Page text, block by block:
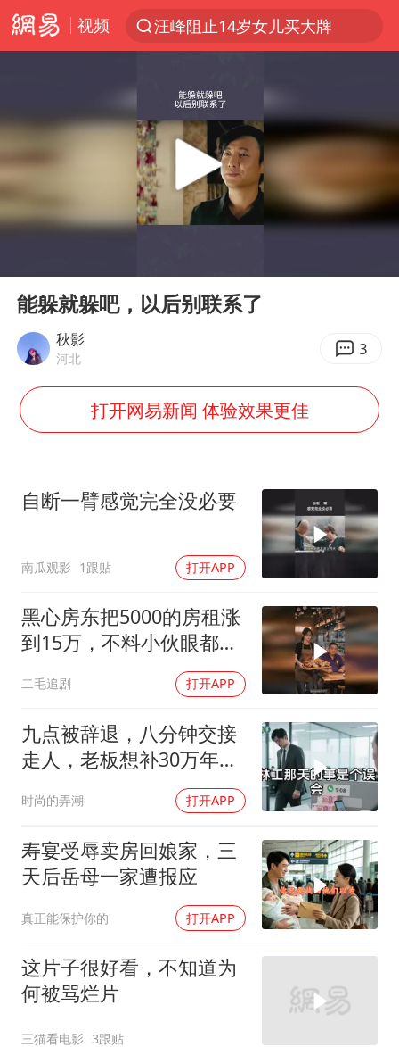
视频
汪峰阻止14岁女儿买大牌
女子开一天一夜空调后二氧化碳中毒
佛山通报笔试前13被淘汰后5名进体检
泰国校园枪击案死亡人数升至7人
粉笔教育发布“自曝式”公开信
广岛核爆81周年央视播《奥本海默》
公司“上四休三”但要降薪1000元
国民党推出AI发言人“郑小文”
A股收盘：三大指数均涨超1%
“中国蔬菜之乡”最高温达41.8℃
如何把百年大党建设得更加坚强有力？
Play
能躲就躲吧，以后别联系了
秋影
河北 3
打开网易新闻 体验效果更佳
自断一臂感觉完全没必要
南瓜观影 1跟贴 打开APP
黑心房东把5000的房租涨
到15万，不料小伙眼都不
二毛追剧 打开APP
九点被辞退，八分钟交接
走人，老板想补30万年终
时尚的弄潮 打开APP
寿宴受辱卖房回娘家，三
天后岳母一家遭报应
真正能保护你的 打开APP
这片子很好看，不知道为
何被骂烂片
三猫看电影 3跟贴